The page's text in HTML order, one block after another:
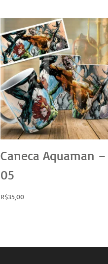
Caneca Aquaman –
05
R$35,00